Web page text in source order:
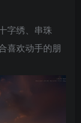
字绣、串珠
喜欢动手的朋